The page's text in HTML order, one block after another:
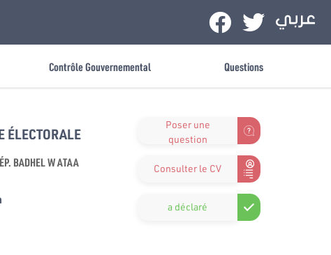
Contrôle Gouvernemental Questions
ÉLECTORALE
BADHEL W ATAA
Poser une
question
Consulter le CV
a déclaré